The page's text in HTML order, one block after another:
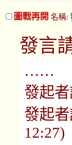
圖戰再開 名稱:
發言
……
發起
發起
12:27)